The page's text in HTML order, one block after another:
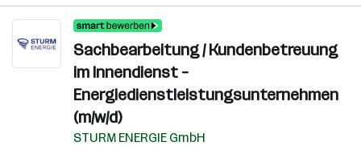
Sachbearbeitung / Kundenbetreuung
im Innendienst –
Energiedienstleistungsunternehmen
(m/w/d)
STURM ENERGIE GmbH